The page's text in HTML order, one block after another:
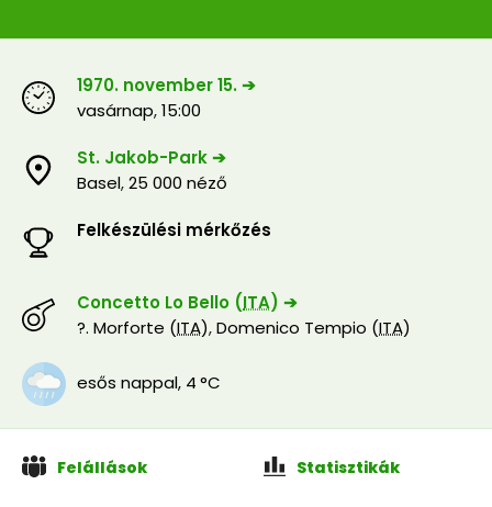
1970. november 15. ➔
vasárnap,15:00
St. Jakob-Park ➔
Basel,25 000 néző
Felkészülési mérkőzés
Concetto Lo Bello (ITA) ➔
?. Morforte (ITA),Domenico Tempio (ITA)
esős nappal, 4 °C
Felállások Statisztikák